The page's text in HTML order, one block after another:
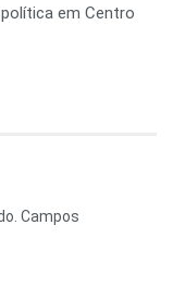
em Centro
Campos